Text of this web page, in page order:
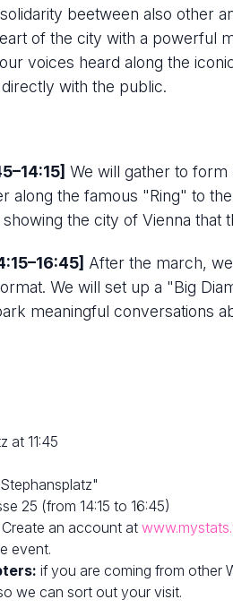
beetween also other
of the city with a powerful
voices heard along the
with the public.
We will gather to
along the famous "Ring" to
the city of Vienna that
After the march,
We will set up a "Big
meaningful conversations
at 11:45
25 (from 14:15 to 16:45)
an account at
event.
if you are coming from other
we can sort out your visit.